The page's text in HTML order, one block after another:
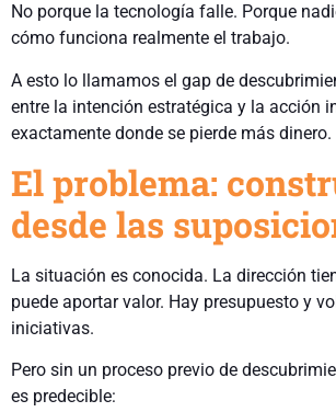
No porque la tecnología falle. Porque
cómo funciona realmente el trabajo.
A esto lo llamamos el gap de
entre la intención estratégica y la acción
exactamente donde se pierde más dinero.
El problema:
desde las
La situación es conocida. La dirección
puede aportar valor. Hay presupuesto y
iniciativas.
Pero sin un proceso previo de
es predecible: